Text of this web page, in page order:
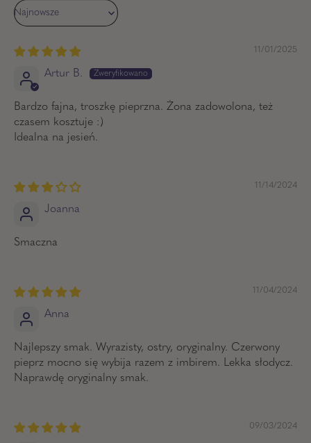
Sort by
11/01/2025
Artur B.
Bardzo fajna, troszkę pieprzna. Żona zadowolona, też
czasem kosztuje :)
Idealna na jesień.
11/14/2024
Joanna
Smaczna
11/04/2024
Anna
Najlepszy smak. Wyrazisty, ostry, oryginalny. Czerwony
pieprz mocno się wybija razem z imbirem. Lekka słodycz.
Naprawdę oryginalny smak.
09/03/2024